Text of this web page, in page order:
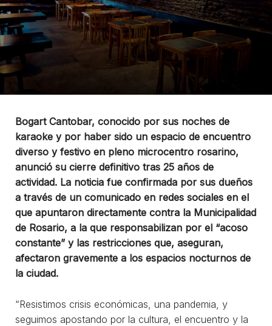
Bogart Cantobar, conocido por sus noches de
karaoke y por haber sido un espacio de encuentro
diverso y festivo en pleno microcentro rosarino,
anunció su cierre definitivo tras 25 años de
actividad. La noticia fue confirmada por sus dueños
a través de un comunicado en redes sociales en el
que apuntaron directamente contra la Municipalidad
de Rosario, a la que responsabilizan por el “acoso
constante” y las restricciones que, aseguran,
afectaron gravemente a los espacios nocturnos de
la ciudad.
“Resistimos crisis económicas, una pandemia, y
seguimos apostando por la cultura, el encuentro y la